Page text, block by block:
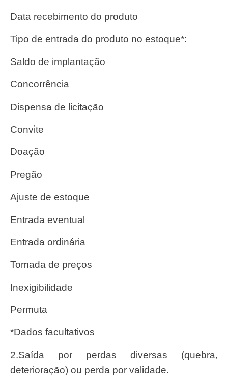
Data recebimento do produto
Tipo de entrada do produto no estoque*:
Saldo de implantação
Concorrência
Dispensa de licitação
Convite
Doação
Pregão
Ajuste de estoque
Entrada eventual
Entrada ordinária
Tomada de preços
Inexigibilidade
Permuta
*Dados facultativos
2.Saída por perdas diversas (quebra,
deterioração) ou perda por validade.